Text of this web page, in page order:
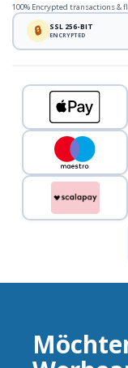
100% Encrypted transactions &
🔒 SSL 256-BIT
ENCRYPTED